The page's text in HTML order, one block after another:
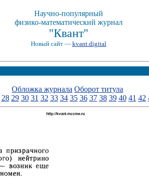
Научно-популярный
физико-математический журнал
"Квант"
Новый сайт — kvant.digital
Обложка журнала Оборот титула
28 29 30 31 32 33 34 35 36 37 38 39 40 41 42